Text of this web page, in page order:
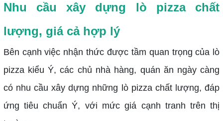
Nhu cầu xây dựng lò pizza chất
lượng, giá cả hợp lý
Bên cạnh việc nhận thức được tầm quan trọng của lò
pizza kiểu Ý, các chủ nhà hàng, quán ăn ngày càng
có nhu cầu xây dựng những lò pizza chất lượng, đáp
ứng tiêu chuẩn Ý, với mức giá cạnh tranh trên thị